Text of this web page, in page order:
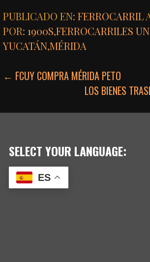
PUBLICADO EN:FERROCARRIL
POR:1900S,FERROCARRILES
YUCATÁN,MÉRIDA
NAVEGACIÓN
← FCUY COMPRA MÉRIDA PETO
LOS BIENES
SELECT YOUR LANGUAGE:
ES